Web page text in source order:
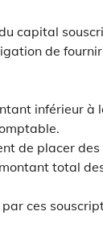
capital
de
inférieur à
de placer
total
ces